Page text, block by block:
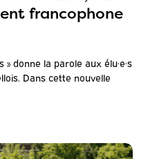
francophone
donne la parole aux élu·e·s
Dans cette nouvelle